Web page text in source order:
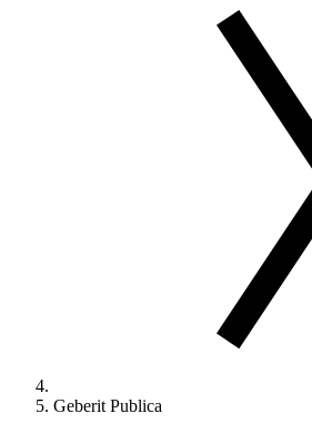
Geberit Publica